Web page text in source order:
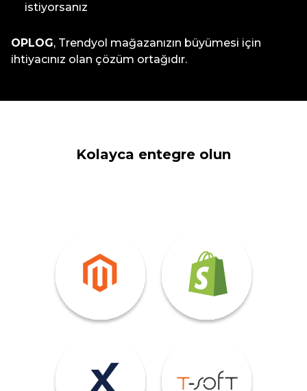
istiyorsanız
OPLOG, Trendyol mağazanızın büyümesi için
ihtiyacınız olan çözüm ortağıdır.
Kolayca entegre olun